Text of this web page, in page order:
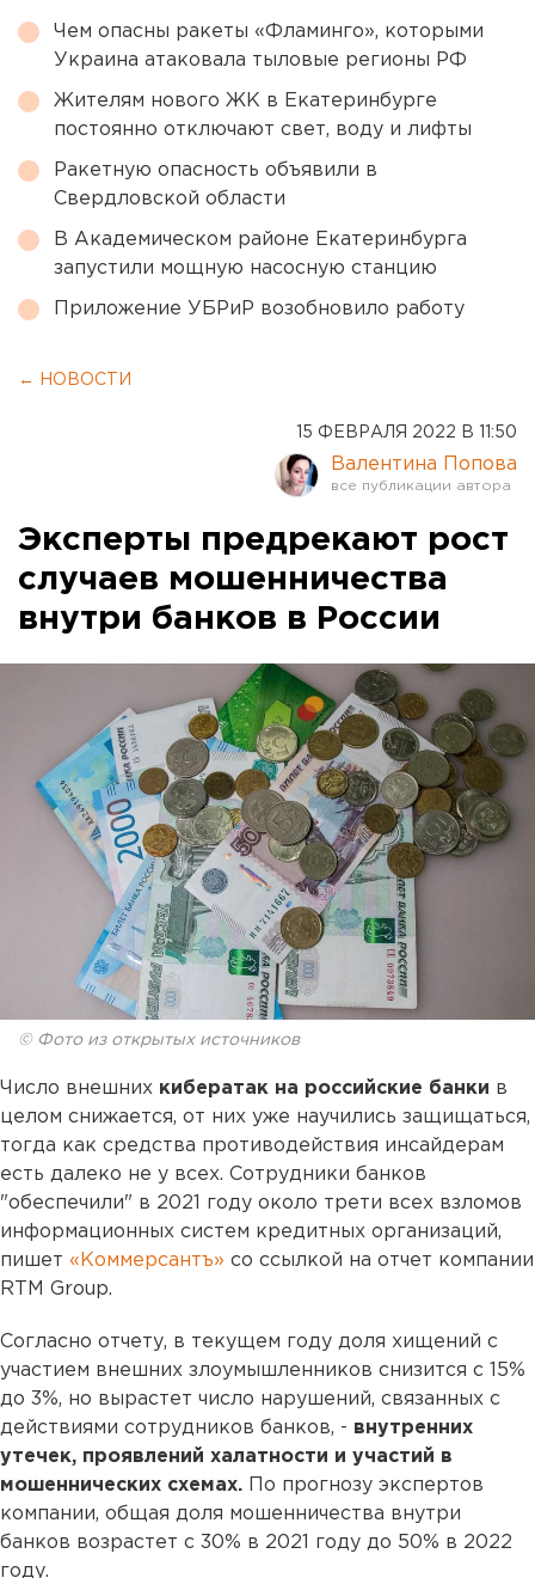
Чем опасны ракеты «Фламинго», которыми
Украина атаковала тыловые регионы РФ
Жителям нового ЖК в Екатеринбурге
постоянно отключают свет, воду и лифты
Ракетную опасность объявили в
Свердловской области
В Академическом районе Екатеринбурга
запустили мощную насосную станцию
Приложение УБРиР возобновило работу
← НОВОСТИ
15 ФЕВРАЛЯ 2022 В 11:50
Валентина Попова
Эксперты предрекают рост
случаев мошенничества
внутри банков в России
© Фото из открытых источников
Число внешних кибератак на российские банки в
целом снижается, от них уже научились защищаться,
тогда как средства противодействия инсайдерам
есть далеко не у всех. Сотрудники банков
"обеспечили" в 2021 году около трети всех взломов
информационных систем кредитных организаций,
пишет «Коммерсантъ» со ссылкой на отчет компании
RTM Group.
Согласно отчету, в текущем году доля хищений с
участием внешних злоумышленников снизится с 15%
до 3%, но вырастет число нарушений, связанных с
действиями сотрудников банков, - внутренних
утечек, проявлений халатности и участий в
мошеннических схемах. По прогнозу экспертов
компании, общая доля мошенничества внутри
банков возрастет с 30% в 2021 году до 50% в 2022
году.